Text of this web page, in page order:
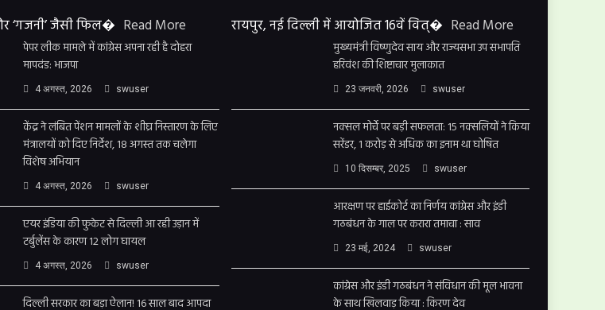
‘गजनी’ जैसी फिल� Read More
पेपर लीक मामले में कांग्रेस अपना रही है दोहरा
मापदंड: भाजपा
4 अगस्त, 2026 swuser
केंद्र ने लंबित पेंशन मामलों के शीघ्र निस्तारण के लिए
मंत्रालयों को दिए निर्देश, 18 अगस्त तक चलेगा
विशेष अभियान
4 अगस्त, 2026 swuser
एयर इंडिया की फुकेट से दिल्ली आ रही उड़ान में
टर्बुलेंस के कारण 12 लोग घायल
4 अगस्त, 2026 swuser
दिल्ली सरकार का बड़ा ऐलान! 16 साल बाद आपदा
रायपुर, नई दिल्ली में आयोजित 16वें वित्� Read More
मुख्यमंत्री विष्णुदेव साय और राज्यसभा उप सभापति
हरिवंश की शिष्टाचार मुलाकात
23 जनवरी, 2026 swuser
नक्सल मोर्चे पर बड़ी सफलता: 15 नक्सलियों ने किया
सरेंडर, 1 करोड़ से अधिक का इनाम था घोषित
10 दिसम्बर, 2025 swuser
आरक्षण पर हाईकोर्ट का निर्णय कांग्रेस और इंडी
गठबंधन के गाल पर करारा तमाचा : साव
23 मई, 2024 swuser
कांग्रेस और इंडी गठबंधन ने संविधान की मूल भावना
के साथ खिलवाड़ किया : किरण देव